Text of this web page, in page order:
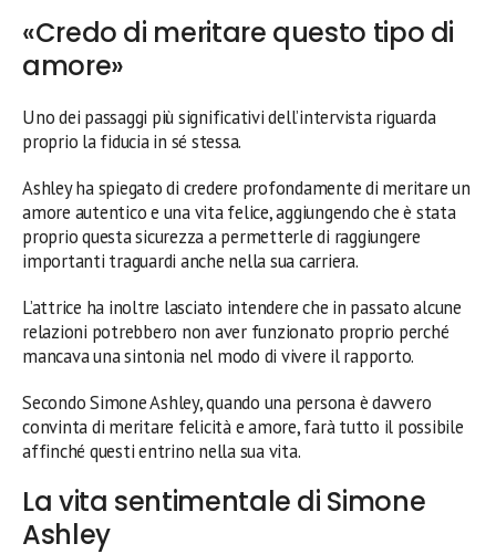
«Credo di meritare questo tipo di
amore»
Uno dei passaggi più significativi dell’intervista riguarda
proprio la fiducia in sé stessa.
Ashley ha spiegato di credere profondamente di meritare un
amore autentico e una vita felice, aggiungendo che è stata
proprio questa sicurezza a permetterle di raggiungere
importanti traguardi anche nella sua carriera.
L’attrice ha inoltre lasciato intendere che in passato alcune
relazioni potrebbero non aver funzionato proprio perché
mancava una sintonia nel modo di vivere il rapporto.
Secondo Simone Ashley, quando una persona è davvero
convinta di meritare felicità e amore, farà tutto il possibile
affinché questi entrino nella sua vita.
La vita sentimentale di Simone
Ashley